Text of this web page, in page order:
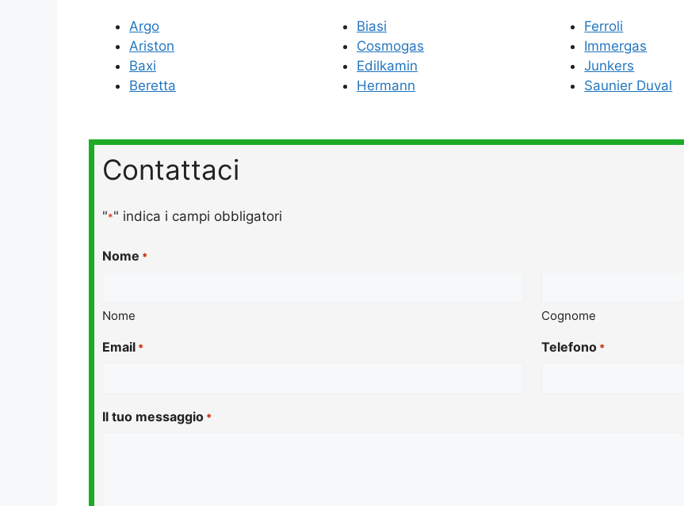
Argo
Ariston
Baxi
Beretta
Biasi
Cosmogas
Edilkamin
Hermann
Ferroli
Immergas
Junkers
Saunier Duval
Contattaci
"*" indica i campi obbligatori
Nome *
Nome Cognome
Email * Telefono *
Il tuo messaggio *